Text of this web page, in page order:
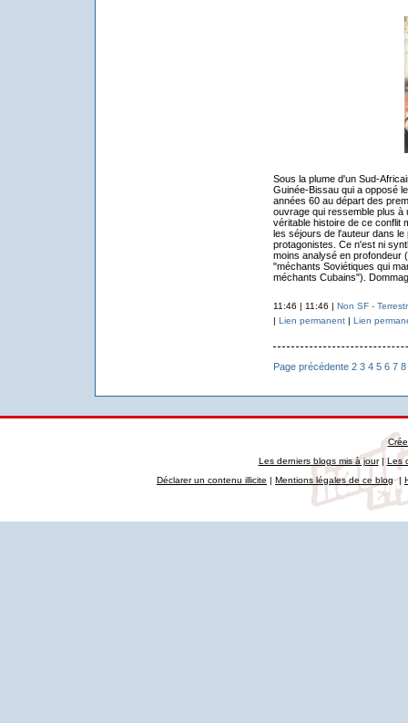
Sous la plume d'un Sud-
Guinée-Bissau qui a opposé
années 60 au départ des
ouvrage qui ressemble plus
véritable histoire de ce conflit
les séjours de l'auteur dans
protagonistes. Ce n'est ni
moins analysé en profondeur
"méchants Soviétiques qui
méchants Cubains").
11:46 | 11:46 | Non SF -
| Lien permanent| Lien
Page précédente 2 3 4 5 6 7 8
Les derniers blogs mis à jour|Les
Déclarer un contenu illicite | Mentions légales de ce blog|